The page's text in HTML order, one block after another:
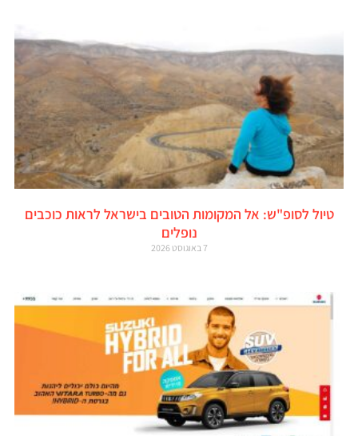
טיול לסופ"ש: אל המקומות הטובים בישראל לראות כוכבים
נופלים
7 באוגוסט 2026